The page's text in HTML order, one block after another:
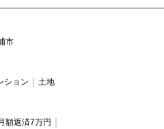
市
ション 土地
額返済7万円